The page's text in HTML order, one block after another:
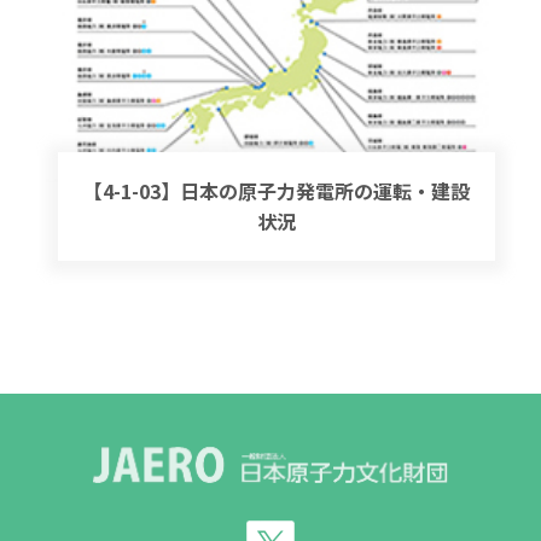
【4-1-03】日本の原子力発電所の運転・建設
状況